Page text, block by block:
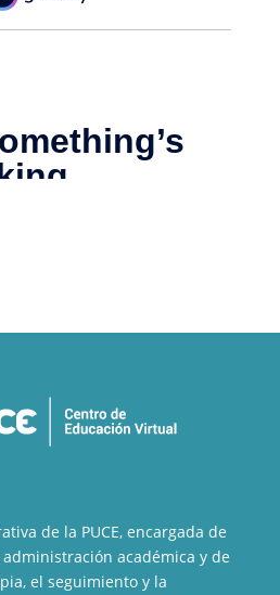
de la PUCE, encargada de
académica y de
el seguimiento y la